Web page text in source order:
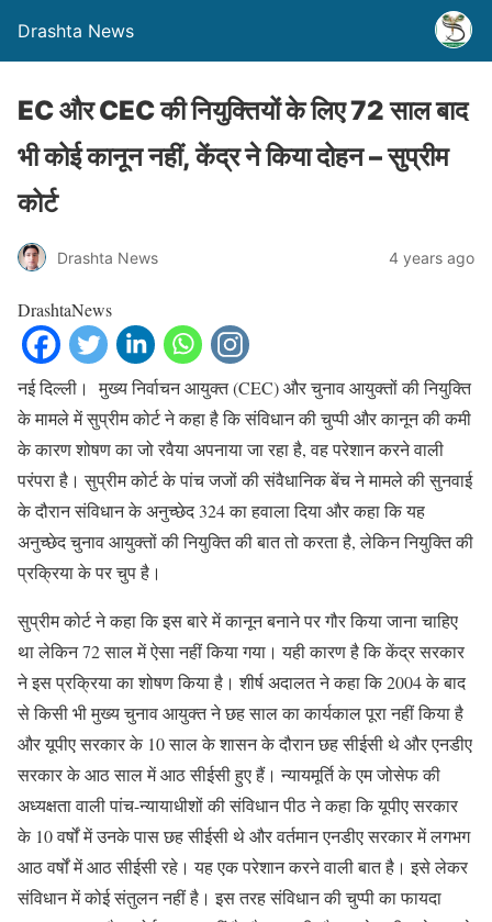
Drashta News
EC और CEC की नियुक्तियों के लिए 72 साल बाद
भी कोई कानून नहीं, केंद्र ने किया दोहन – सुप्रीम
कोर्ट
Drashta News 4 years ago
DrashtaNews
नई दिल्ली। मुख्य निर्वाचन आयुक्त (CEC) और चुनाव आयुक्तों की नियुक्ति
के मामले में सुप्रीम कोर्ट ने कहा है कि संविधान की चुप्पी और कानून की कमी
के कारण शोषण का जो रवैया अपनाया जा रहा है, वह परेशान करने वाली
परंपरा है। सुप्रीम कोर्ट के पांच जजों की संवैधानिक बेंच ने मामले की सुनवाई
के दौरान संविधान के अनुच्छेद 324 का हवाला दिया और कहा कि यह
अनुच्छेद चुनाव आयुक्तों की नियुक्ति की बात तो करता है, लेकिन नियुक्ति की
प्रक्रिया के पर चुप है।
सुप्रीम कोर्ट ने कहा कि इस बारे में कानून बनाने पर गौर किया जाना चाहिए
था लेकिन 72 साल में ऐसा नहीं किया गया। यही कारण है कि केंद्र सरकार
ने इस प्रक्रिया का शोषण किया है। शीर्ष अदालत ने कहा कि 2004 के बाद
से किसी भी मुख्य चुनाव आयुक्त ने छह साल का कार्यकाल पूरा नहीं किया है
और यूपीए सरकार के 10 साल के शासन के दौरान छह सीईसी थे और एनडीए
सरकार के आठ साल में आठ सीईसी हुए हैं। न्यायमूर्ति के एम जोसेफ की
अध्यक्षता वाली पांच-न्यायाधीशों की संविधान पीठ ने कहा कि यूपीए सरकार
के 10 वर्षों में उनके पास छह सीईसी थे और वर्तमान एनडीए सरकार में लगभग
आठ वर्षों में आठ सीईसी रहे। यह एक परेशान करने वाली बात है। इसे लेकर
संविधान में कोई संतुलन नहीं है। इस तरह संविधान की चुप्पी का फायदा